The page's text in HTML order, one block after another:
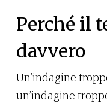
Perché il
davvero
Un’indagine
un’indagine